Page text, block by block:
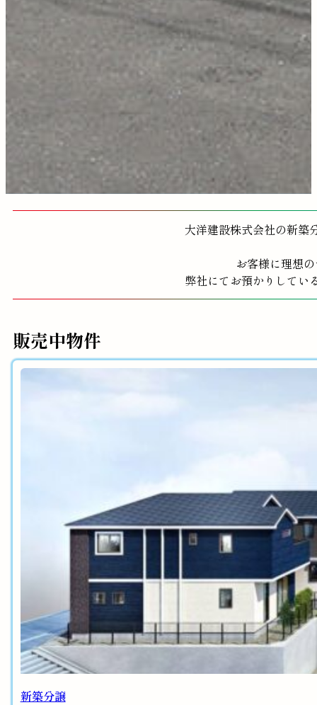
大洋建設株式会社の新築
お客様に理想
弊社にてお預かりしてい
販売中物件
新築分譲